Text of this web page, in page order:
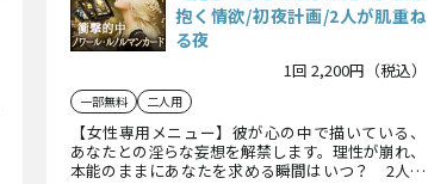
抱く情欲/初夜計画/2人が肌重ね
る夜
1回 2,200円（税込）
一部無料 二人用
【女性専用メニュー】彼が心の中で描いている、
あなたとの淫らな妄想を解禁します。理性が崩れ、
本能のままにあなたを求める瞬間はいつ？ 2人が